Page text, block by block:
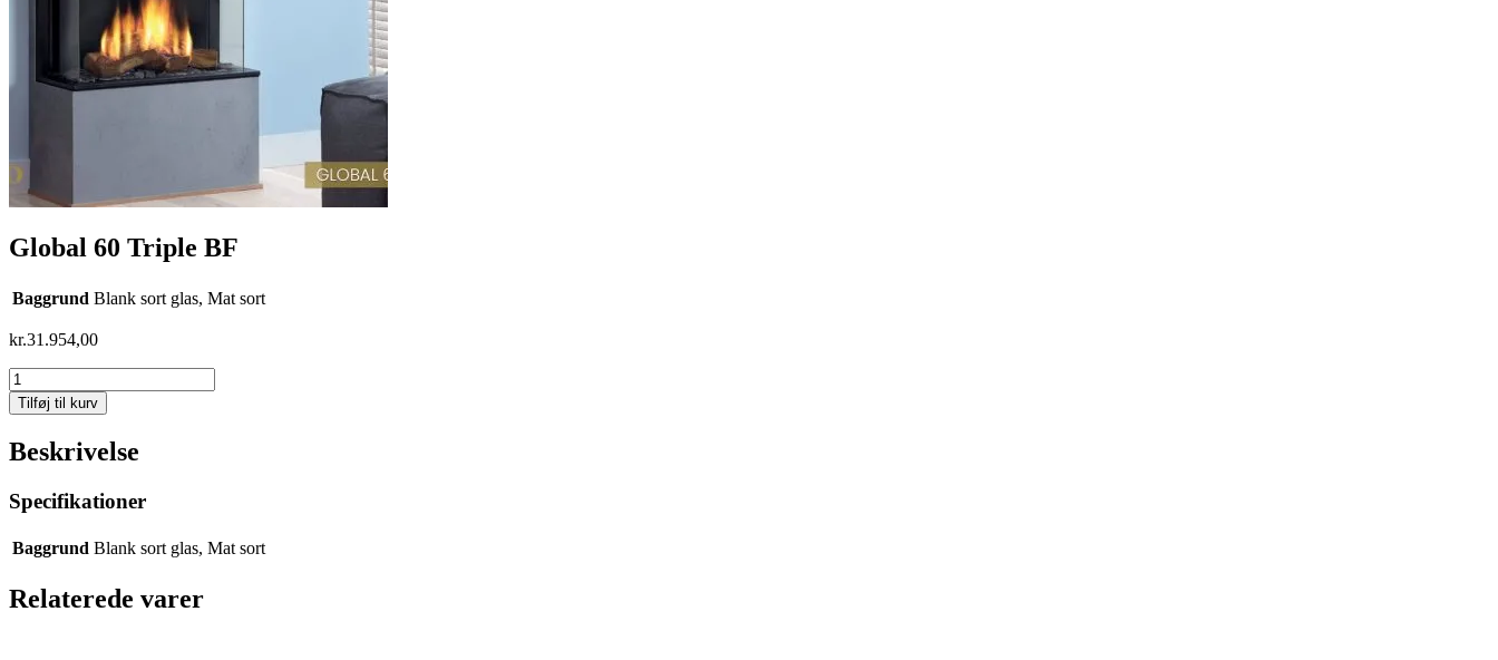
Global 60 Triple BF
Baggrund Blank sort glas, Mat sort
kr.31.954,00
Global
60
Triple
antal
Tilføj til kurv
Beskrivelse
Specifikationer
Baggrund Blank sort glas, Mat sort
Relaterede varer